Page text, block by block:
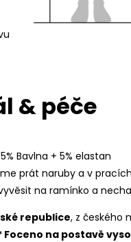
& péče
Bavlna + 5% elastan
prát naruby a v
na ramínko a
republice, z českého
Foceno na postavě